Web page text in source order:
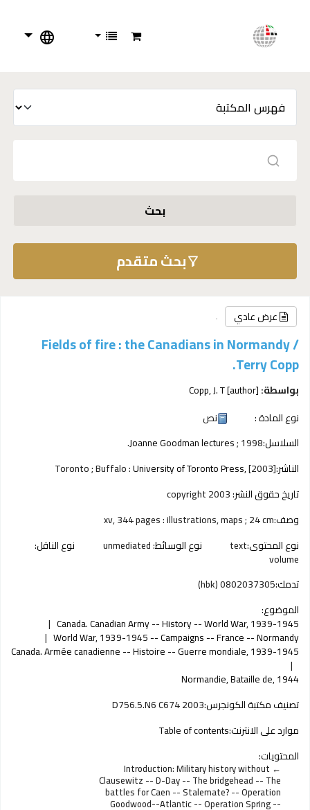
بحث
بحث متقدم
عرض عادي
Fields of fire : the Canadians in Normandy /
Terry Copp.
بواسطة: Copp, J. T[author]
نوع المادة :
نص
السلاسل:
Joanne Goodman lectures; 1998.
الناشر:
Toronto ; Buffalo :University of Toronto Press,[2003]
تاريخ حقوق النشر:
وصف:xv, 344 pages : illustrations, maps ; 24 cm
نوع المحتوى:text نوع الوسائط:unmediated نوع الناقل:
volume
تدمك:0802037305 (hbk)
الموضوع:
Canada. Canadian Army -- History -- World War, 1939-1945
World War, 1939-1945 -- Campaigns -- France -- Normandy
Canada. Armée canadienne -- Histoire -- Guerre mondiale, 1939-1945
Normandie, Bataille de, 1944
تصنيف مكتبة الكونجرس:D756.5.N6 C674 2003
موارد على الانترنت:Table of contents
المحتويات:
Introduction: Military history without
Clausewitz -- D-Day -- The bridgehead -- The
battles for Caen -- Stalemate? -- Operation
Goodwood--Atlantic -- Operation Spring --